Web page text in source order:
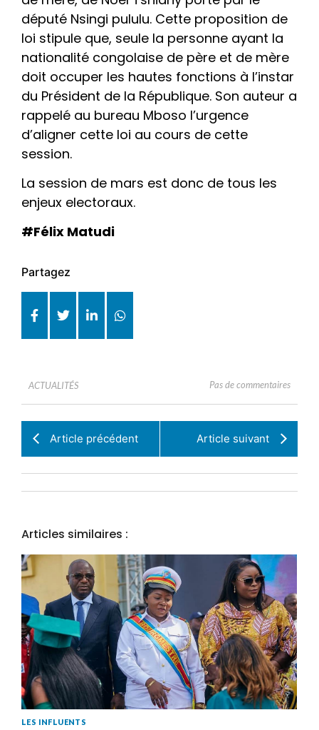
député Nsingi pululu. Cette proposition de
loi stipule que, seule la personne ayant la
nationalité congolaise de père et de mère
doit occuper les hautes fonctions à l’instar
du Président de la République. Son auteur a
rappelé au bureau Mboso l’urgence
d’aligner cette loi au cours de cette
session.
La session de mars est donc de tous les
enjeux electoraux.
#Félix Matudi
Partagez
ACTUALITÉS Pas de commentaires
Article précédent Article suivant
Articles similaires :
LES INFLUENTS